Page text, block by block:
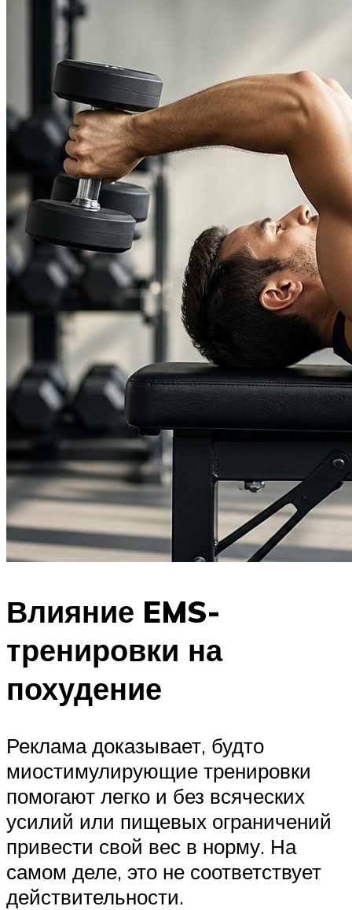
Влияние EMS-
тренировки на
похудение
Реклама доказывает, будто
миостимулирующие тренировки
помогают легко и без всяческих
усилий или пищевых ограничений
привести свой вес в норму. На
самом деле, это не соответствует
действительности.